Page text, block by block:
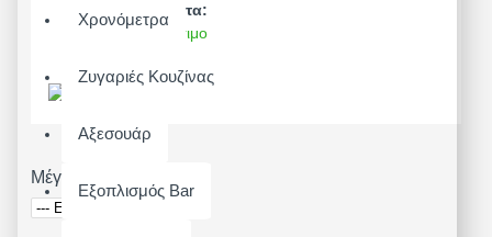
Χρονόμετρα
Ζυγαριές Κουζίνας
Αξεσουάρ
Εξοπλισμός Bar
Διαθεσιμότητα:
Άμεσα Διαθέσιμο
Μέγεθος